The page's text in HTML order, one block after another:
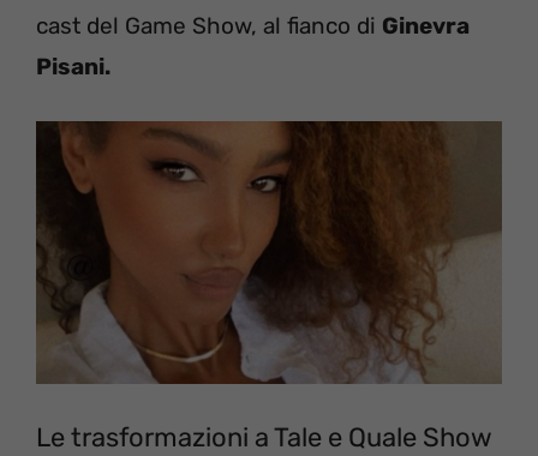
cast del Game Show, al fianco di Ginevra
Pisani.
Le trasformazioni a Tale e Quale Show